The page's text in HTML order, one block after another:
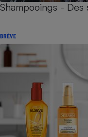
Shampooings -
BRÈVE